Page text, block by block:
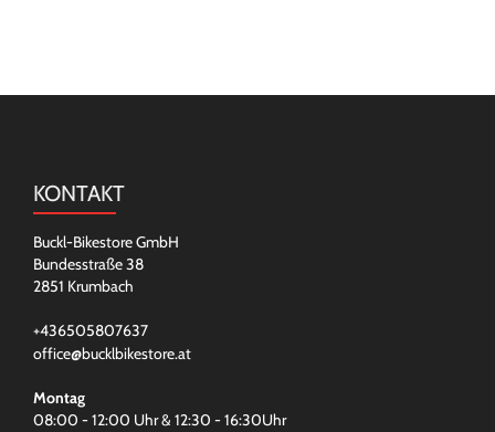
KONTAKT
Buckl-Bikestore GmbH
Bundesstraße 38
2851 Krumbach
+436505807637
office@bucklbikestore.at
Montag
08:00 - 12:00 Uhr & 12:30 - 16:30Uhr